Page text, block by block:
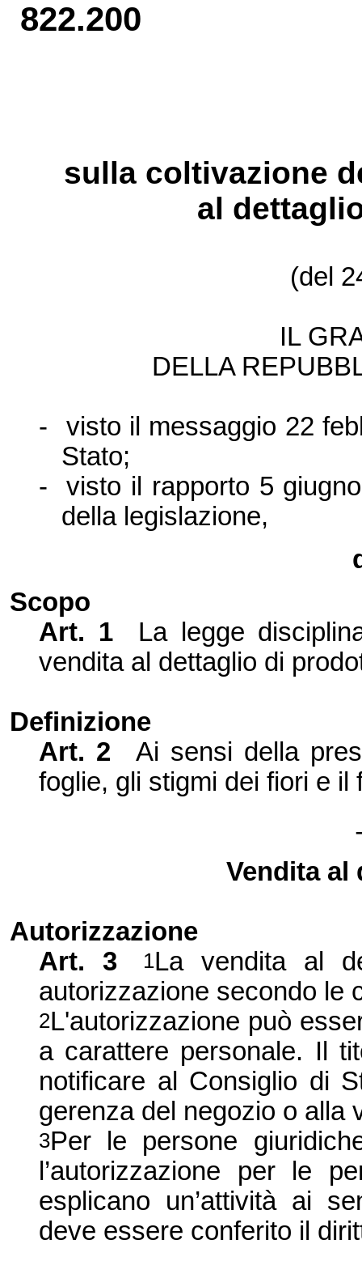
822.200
sulla coltivazione
al
(del
IL
DELLA
-
visto il messaggio 22
Stato;
-
visto il rapporto 5
della legislazione,
Scopo
Art. 1
La legge
vendita al dettaglio di
Definizione
Art. 2
Ai sensi della
foglie, gli stigmi dei fiori e il
Vendita al
Autorizzazione
Art. 3
1La vendita al
autorizzazione secondo le
2L'autorizzazione può
a carattere personale. Il
notificare al Consiglio di
gerenza del negozio o alla
3Per le persone
l’autorizzazione per le
esplicano un’attività ai
deve essere conferito il